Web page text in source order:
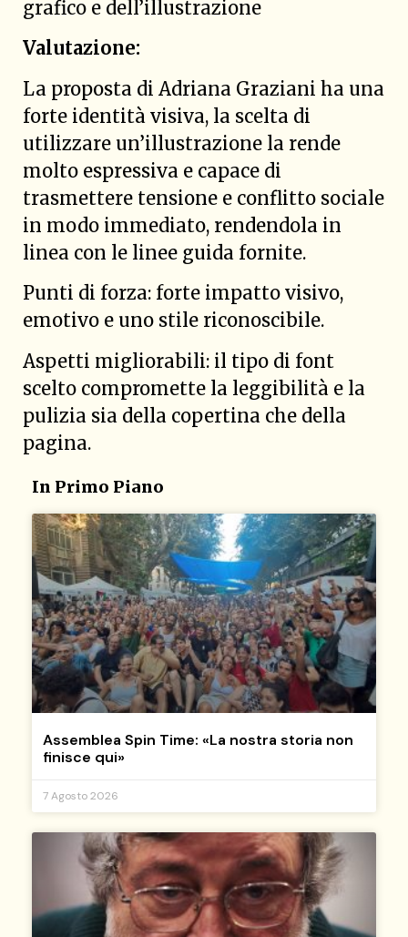
grafico e dell’illustrazione
Valutazione:
La proposta di Adriana Graziani ha una
forte identità visiva, la scelta di
utilizzare un’illustrazione la rende
molto espressiva e capace di
trasmettere tensione e conflitto sociale
in modo immediato, rendendola in
linea con le linee guida fornite.
Punti di forza: forte impatto visivo,
emotivo e uno stile riconoscibile.
Aspetti migliorabili: il tipo di font
scelto compromette la leggibilità e la
pulizia sia della copertina che della
pagina.
In Primo Piano
Assemblea Spin Time: «La nostra storia non
finisce qui»
7 Agosto 2026